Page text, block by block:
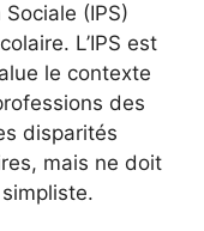
(IPS)
L’IPS est
le contexte
des
disparités
mais ne doit